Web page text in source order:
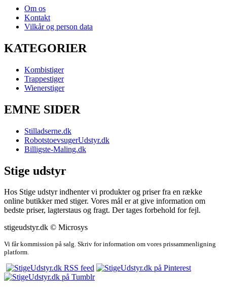
Om os
Kontakt
Vilkår og person data
KATEGORIER
Kombistiger
Trappestiger
Wienerstiger
EMNE SIDER
Stilladserne.dk
RobotstoevsugerUdstyr.dk
Billigste-Maling.dk
Stige udstyr
Hos Stige udstyr indhenter vi produkter og priser fra en række
online butikker med stiger. Vores mål er at give information om
bedste priser, lagterstaus og fragt. Der tages forbehold for fejl.
stigeudstyr.dk © Microsys
Vi får kommission på salg. Skriv for information om vores prissammenligning
platform.